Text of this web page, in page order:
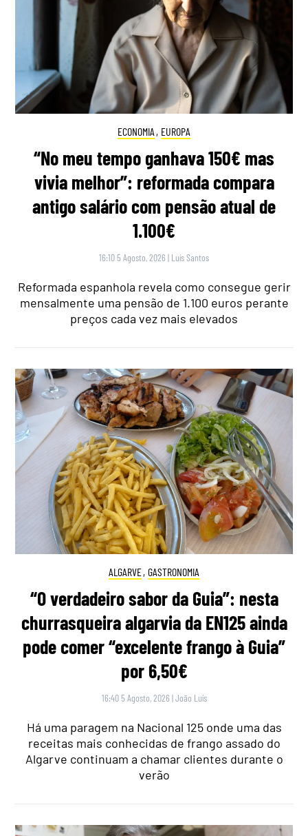
ECONOMIA , EUROPA
“No meu tempo ganhava 150€ mas
vivia melhor”: reformada compara
antigo salário com pensão atual de
1.100€
16:10 5 Agosto, 2026 | Luís Santos
Reformada espanhola revela como consegue gerir
mensalmente uma pensão de 1.100 euros perante
preços cada vez mais elevados
ALGARVE, GASTRONOMIA
“O verdadeiro sabor da Guia”: nesta
churrasqueira algarvia da EN125 ainda
pode comer “excelente frango à Guia”
por 6,50€
16:40 5 Agosto, 2026 |João Luís
Há uma paragem na Nacional 125 onde uma das
receitas mais conhecidas de frango assado do
Algarve continuam a chamar clientes durante o
verão